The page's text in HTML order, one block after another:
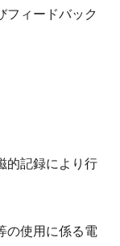
フィードバック
的記録により行
の使用に係る電